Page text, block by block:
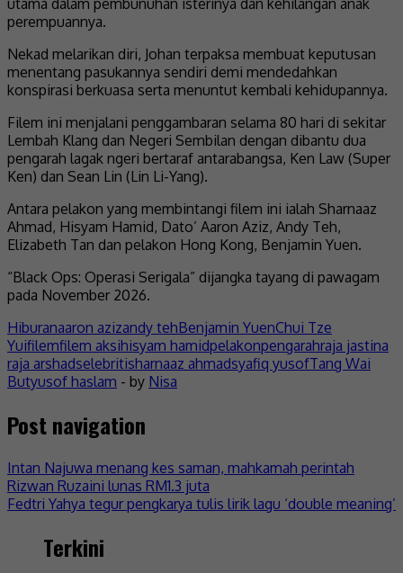
perempuannya.
Nekad melarikan diri, Johan terpaksa membuat keputusan
menentang pasukannya sendiri demi mendedahkan
konspirasi berkuasa serta menuntut kembali kehidupannya.
Filem ini menjalani penggambaran selama 80 hari di sekitar
Lembah Klang dan Negeri Sembilan dengan dibantu dua
pengarah lagak ngeri bertaraf antarabangsa, Ken Law (Super
Ken) dan Sean Lin (Lin Li-Yang).
Antara pelakon yang membintangi filem ini ialah Sharnaaz
Ahmad, Hisyam Hamid, Dato’ Aaron Aziz, Andy Teh,
Elizabeth Tan dan pelakon Hong Kong, Benjamin Yuen.
“Black Ops: Operasi Serigala” dijangka tayang di pawagam
pada November 2026.
Hiburanaaron azizandy tehBenjamin YuenChui Tze
Yuifilemfilem aksihisyam hamidpelakonpengarahraja jastina
raja arshadselebritisharnaaz ahmadsyafiq yusofTang Wai
Butyusof haslam - by Nisa
Post navigation
Intan Najuwa menang kes saman, mahkamah perintah
Rizwan Ruzaini lunas RM1.3 juta
Fedtri Yahya tegur pengkarya tulis lirik lagu ‘double meaning’
Terkini